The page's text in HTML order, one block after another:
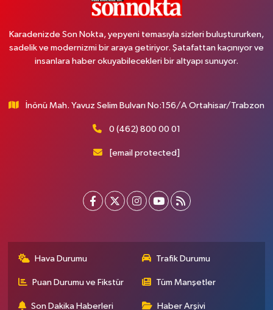
Karadenizde Son Nokta, yepyeni temasıyla sizleri buluştururken,
sadelik ve modernizmi bir araya getiriyor. Şatafattan kaçınıyor ve
insanlara haber okuyabilecekleri bir altyapı sunuyor.
İnönü Mah. Yavuz Selim Bulvarı No:156/A Ortahisar/Trabzon
0 (462) 800 00 01
[email protected]
Hava Durumu Trafik Durumu
Puan Durumu ve Fikstür Tüm Manşetler
Son Dakika Haberleri Haber Arşivi